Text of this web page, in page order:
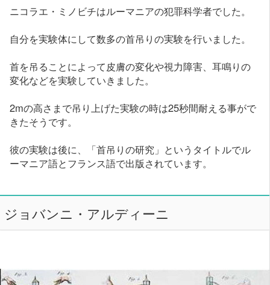
ニコラエ・ミノビチはルーマニアの犯罪科学者でした。
自分を実験体にして数多の首吊りの実験を行いました。
首を吊ることによって皮膚の変化や視力障害、耳鳴りの
変化などを実験していきました。
2mの高さまで吊り上げた実験の時は25秒間耐える事がで
きたそうです。
彼の実験は後に、「首吊りの研究」というタイトルでル
ーマニア語とフランス語で出版されています。
ジョバンニ・アルディーニ